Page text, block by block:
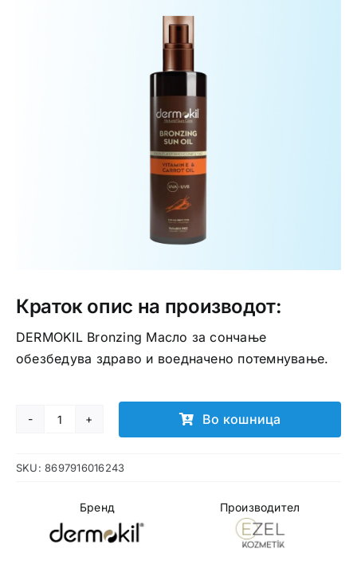
Краток опис на производот:
DERMOKIL Bronzing Масло за сончање
обезбедува здраво и воедначено потемнување.
DERMOKIL
Масло
сончање
количина
Во кошница
SKU:8697916016243
Бренд Производител